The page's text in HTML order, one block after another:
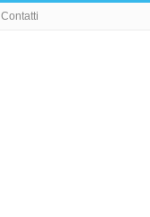
Contatti